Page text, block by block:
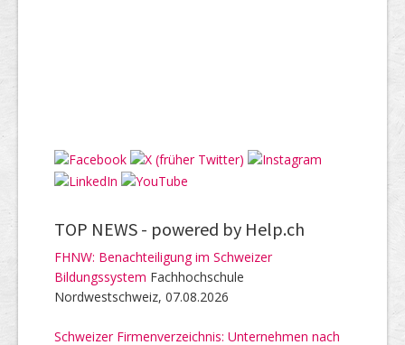
TOP NEWS - powered by Help.ch
FHNW: Benachteiligung im Schweizer
Bildungssystem Fachhochschule
Nordwestschweiz, 07.08.2026
Schweizer Firmenverzeichnis: Unternehmen nach